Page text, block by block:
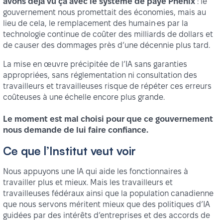
gouvernement nous promettait des économies, mais au
lieu de cela, le remplacement des humain·es par la
technologie continue de coûter des milliards de dollars et
de causer des dommages près d’une décennie plus tard.
La mise en œuvre précipitée de l’IA sans garanties
appropriées, sans réglementation ni consultation des
travailleurs et travailleuses risque de répéter ces erreurs
coûteuses à une échelle encore plus grande.
Le moment est mal choisi pour que ce gouvernement
nous demande de lui faire confiance.
Ce que l’Institut veut voir
Nous appuyons une IA qui aide les fonctionnaires à
travailler plus et mieux. Mais les travailleurs et
travailleuses fédéraux ainsi que la population canadienne
que nous servons méritent mieux que des politiques d’IA
guidées par des intérêts d’entreprises et des accords de